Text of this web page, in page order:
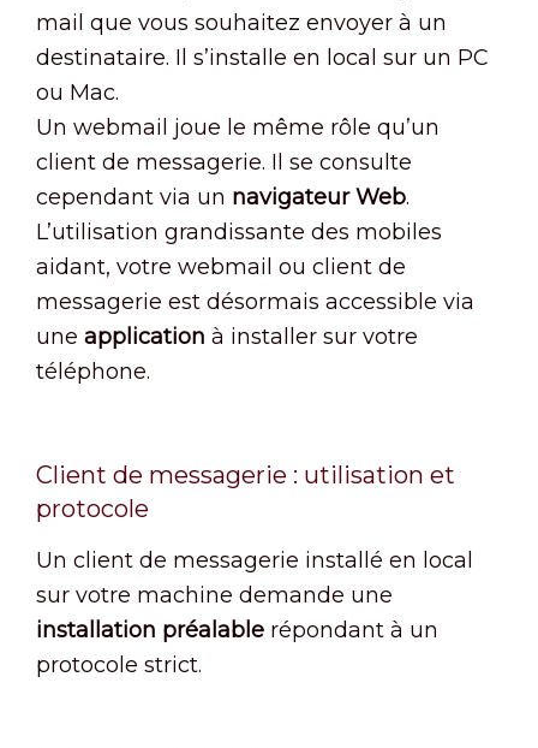
mail que vous souhaitez envoyer à un
destinataire. Il s’installe en local sur un PC
ou Mac.
Un webmail joue le même rôle qu’un
client de messagerie. Il se consulte
cependant via un navigateur Web.
L’utilisation grandissante des mobiles
aidant, votre webmail ou client de
messagerie est désormais accessible via
une application à installer sur votre
téléphone.
Client de messagerie : utilisation et
protocole
Un client de messagerie installé en local
sur votre machine demande une
installation préalable répondant à un
protocole strict.